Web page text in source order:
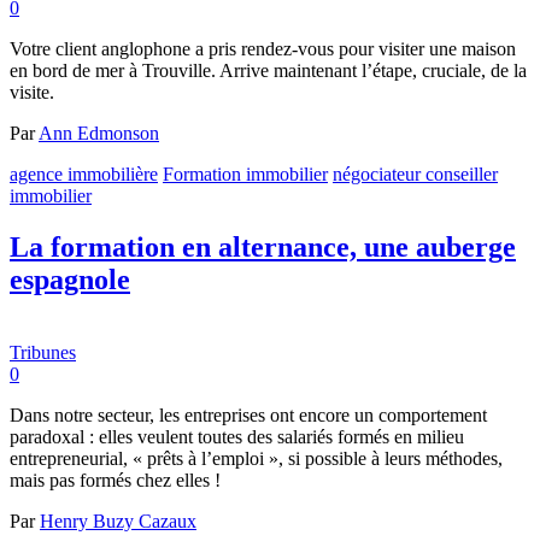
0
Votre client anglophone a pris rendez-vous pour visiter une maison
en bord de mer à Trouville. Arrive maintenant l’étape, cruciale, de la
visite.
ParAnn Edmonson
agence immobilière Formation immobilier négociateur conseiller
immobilier
La formation en alternance, une auberge
espagnole
Tribunes
0
Dans notre secteur, les entreprises ont encore un comportement
paradoxal : elles veulent toutes des salariés formés en milieu
entrepreneurial, « prêts à l’emploi », si possible à leurs méthodes,
mais pas formés chez elles !
ParHenry Buzy Cazaux